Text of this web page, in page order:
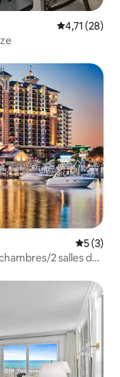
Évaluation
4,71 (28)
5 (3)
2 salles de